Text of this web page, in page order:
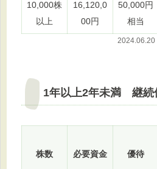
10,000株
以上
16,120,0
00円
50,000円
相当
2024.06.20
1年以上2年未満 継続
株数 必要資金 優待